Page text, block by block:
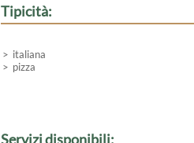
Tipicità:
italiana
pizza
Servizi disponibili: